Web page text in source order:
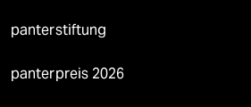
panterstiftung
panterpreis 2026